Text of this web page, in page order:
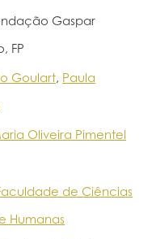
Gaspar
FP
Goulart, Paula
Oliveira Pimentel
de Ciências
Humanas